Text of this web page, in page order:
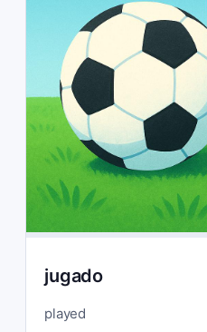
jugado
played